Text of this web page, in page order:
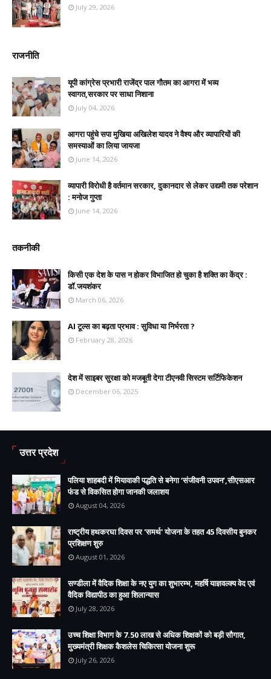
July 29, 2026
राजनीति
यूपी कांग्रेस प्रभारी राजेंद्र पाल गौतम का आगरा में भव्य
स्वागत,सरकार पर साधा निशाना
July 04, 2026
आगरा पहुंचे सपा मुखिया अखिलेश यादव ने वैश्य और व्यापारियों की
समस्याओं का लिया जायजा
June 14, 2026
व्यापारी विरोधी है वर्तमान सरकार, दुकानदार से लेकर उद्यमी तक परेशान
: मनोज गुप्ता
June 14, 2026
तकनीकी
किसी एक देश के पास न होकर विभाजित हो चुका है शक्ति का केंद्र :
डॉ.जयशंकर
March 06, 2026
AI टूल्स का बढ़ता प्रभाव : सुविधा या निर्भरता ?
February 28, 2026
देश में साइबर सुरक्षा को मजबूती देगा टीएनवी सिस्टम सर्टिफिकेशन
December 06, 2025
उत्तर प्रदेश
पलिया शाहबदी में मियावाकी पद्धति से बनेगा ‘संजीवनी उपवन’,सीएसआर
फंड से विकसित होगा जानकी जलाशय
August 04, 2026
राष्ट्रीय हथकरघा दिवस पर 'समर्थ' योजना के तहत 45 दिवसीय बुनकर
प्रशिक्षण शुरु
August 01, 2026
सण्डीला में वैदिक शिक्षा के नए युग का शुभारम्भ, महर्षि याज्ञवल्क्य वेद एवं
वैदिक विद्यापीठ का हुआ शिलान्यास
July 28, 2026
उच्च शिक्षा विभाग के 7.50 लाख से अधिक शिक्षकों को बड़ी सौगात,
मुख्यमंत्री शिक्षक कैशलेस चिकित्सा योजना शुरू
July 26, 2026